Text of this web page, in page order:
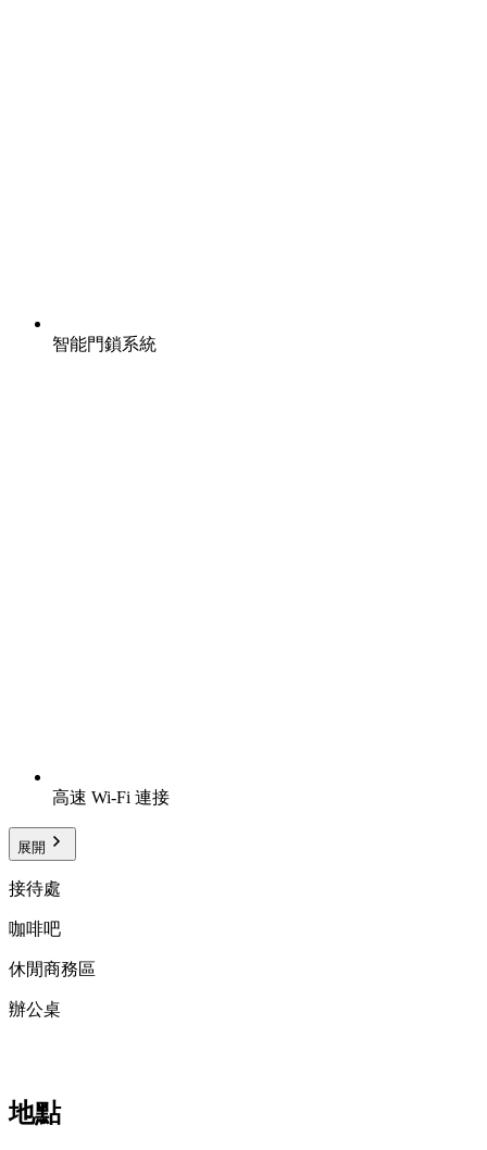
智能門鎖系統
高速 Wi-Fi 連接
展開
接待處
咖啡吧
休閒商務區
辦公桌
地點